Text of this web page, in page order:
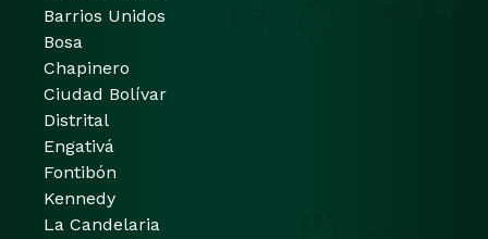
Barrios Unidos
Bosa
Chapinero
Ciudad Bolívar
Distrital
Engativá
Fontibón
Kennedy
La Candelaria